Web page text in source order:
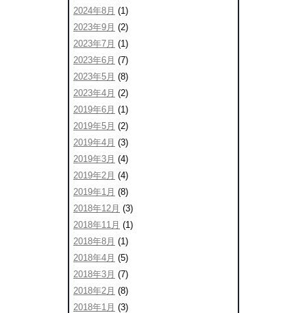
2024年8月 (1)
2023年9月 (2)
2023年7月 (1)
2023年6月 (7)
2023年5月 (8)
2023年4月 (2)
2019年6月 (1)
2019年5月 (2)
2019年4月 (3)
2019年3月 (4)
2019年2月 (4)
2019年1月 (8)
2018年12月 (3)
2018年11月 (1)
2018年8月 (1)
2018年4月 (5)
2018年3月 (7)
2018年2月 (8)
2018年1月 (3)